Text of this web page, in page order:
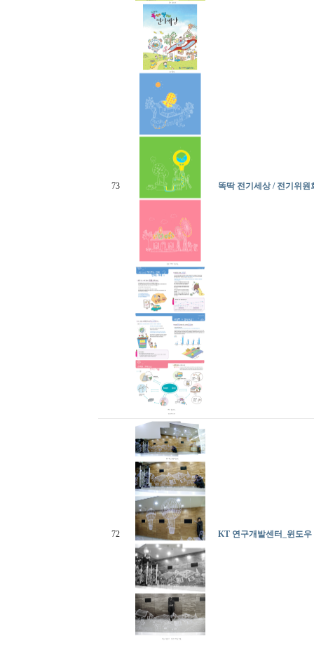
73 똑딱 전기세상 / 전기위원
72 KT 연구개발센터_윈도우